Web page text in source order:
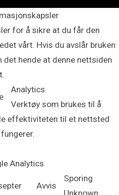
for å sikre at du får den
vårt. Hvis du avslår bruken
hende at denne nettsiden
Analytics
Verktøy som brukes til å
effektiviteten til et nettsted
Analytics
Avvis
Sporing